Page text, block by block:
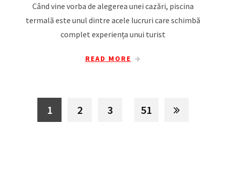
Când vine vorba de alegerea unei cazări, piscina
termală este unul dintre acele lucruri care schimbă
complet experiența unui turist
READ MORE
1 2 3 51